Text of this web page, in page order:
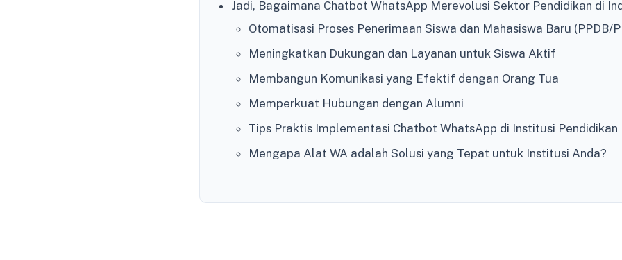
Jadi, Bagaimana Chatbot WhatsApp Merevolusi Sektor Pendidikan di
Otomatisasi Proses Penerimaan Siswa dan Mahasiswa Baru (PPDB/
Meningkatkan Dukungan dan Layanan untuk Siswa Aktif
Membangun Komunikasi yang Efektif dengan Orang Tua
Memperkuat Hubungan dengan Alumni
Tips Praktis Implementasi Chatbot WhatsApp di Institusi Pendidikan
Mengapa Alat WA adalah Solusi yang Tepat untuk Institusi Anda?